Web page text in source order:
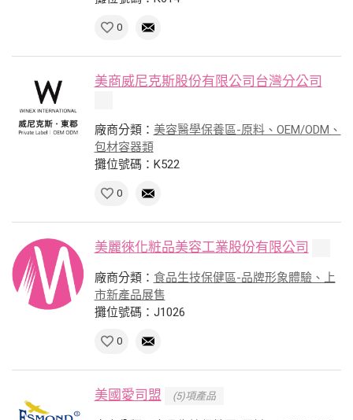
0
美商威尼克斯股份有限公司台灣分公司
廠商分類： 美容醫學保養區-原料、OEM/ODM、
包材容器類
攤位號碼：K522
0
美麗徠化粧品美容工業股份有限公司
廠商分類： 食品生技保健區-品牌形象體驗、上
市新產品展售
攤位號碼：J1026
0
美國愛司盟 (5)項產品